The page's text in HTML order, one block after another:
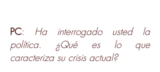
PC: Ha interrogado usted la
política. ¿Qué es lo que
caracteriza su crisis actual?